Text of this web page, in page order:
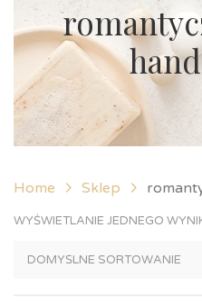
Home Sklep
WYŚWIETLANIE JEDNEGO